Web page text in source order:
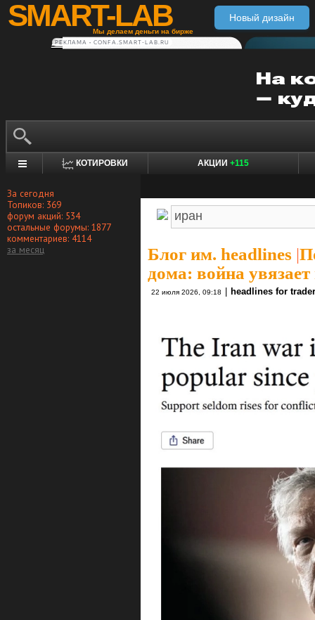
SMART-LAB
Мы делаем деньги на бирже
Новый дизайн
РЕКЛАМА • CONFA.SMART-LAB.RU
КОТИРОВКИ АКЦИИ +115
За сегодня
Топиков: 369
форум акций: 534
остальные форумы: 1877
комментариев: 4114
за месяц
Блог им. headlines |
дома: война
22 июля 2026, 09:18 headlines for